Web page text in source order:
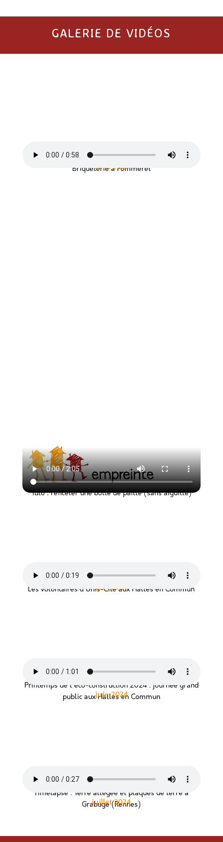
GALERIE DE VIDÉOS
Briqueterie à Pommeret
avril 2025
Tuto : reficeler une botte de paille (sans aiguille)
mars 2025
Les volontaires d'Unis-Cité aux Halles en Commun
juin 2024
Printemps de l'éco-construction 2024 : journée grand
public aux Halles en Commun
juin 2024
Timelapse : Terre allégée et plaques de terre à
Grabuge (Rennes)
juillet 2024